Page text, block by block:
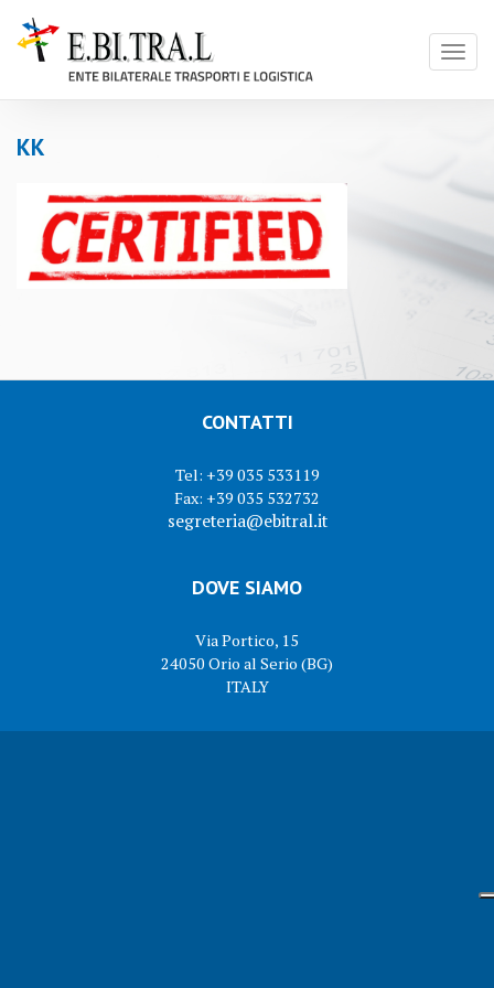
KK
CONTATTI
Tel: +39 035 533119
Fax: +39 035 532732
segreteria@ebitral.it
DOVE SIAMO
Via Portico, 15
24050 Orio al Serio (BG)
ITALY